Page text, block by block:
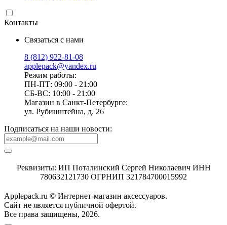
Контакты
Связаться с нами
8 (812) 922-81-08
applepack@yandex.ru
Режим работы:
ПН-ПТ: 09:00 - 21:00
СБ-ВС: 10:00 - 21:00
Магазин в Санкт-Петербурге:
ул. Рубинштейна, д. 26
Подписаться на наши новости:
Реквизиты: ИП Поталинский Сергей Николаевич ИНН
780632121730 ОГРНИП 321784700015992
Applepack.ru © Интернет-магазин аксессуаров.
Cайт не является публичной офертой.
Все права защищены, 2026.